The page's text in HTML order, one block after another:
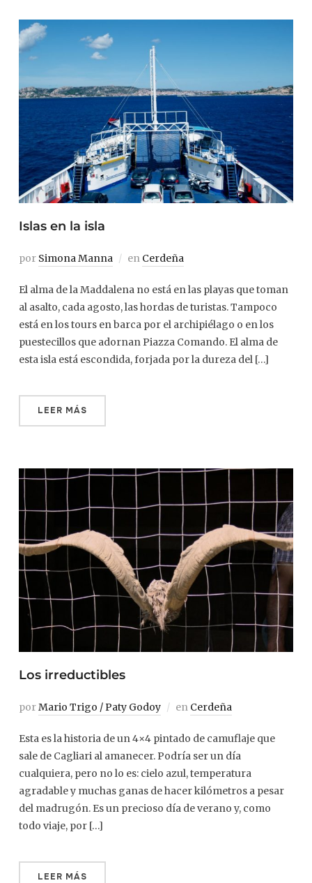
Islas en la isla
por Simona Manna en Cerdeña
El alma de la Maddalena no está en las playas que toman
al asalto, cada agosto, las hordas de turistas. Tampoco
está en los tours en barca por el archipiélago o en los
puestecillos que adornan Piazza Comando. El alma de
esta isla está escondida, forjada por la dureza del […]
LEER MÁS
Los irreductibles
porMario Trigo / Paty Godoy en Cerdeña
Esta es la historia de un 4×4 pintado de camuflaje que
sale de Cagliari al amanecer. Podría ser un día
cualquiera, pero no lo es: cielo azul, temperatura
agradable y muchas ganas de hacer kilómetros a pesar
del madrugón. Es un precioso día de verano y, como
todo viaje, por […]
LEER MÁS